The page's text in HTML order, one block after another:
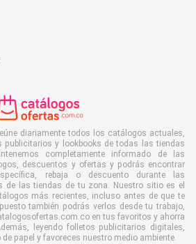
diariamente todos los catálogos actuales,
publicitarios y lookbooks de todas las tiendas
completamente informado de las
descuentos y ofertas y podrás encontrar
rebaja o descuento durante las
de las tiendas de tu zona. Nuestro sitio es el
más recientes, incluso antes de que te
también podrás verlos desde tu trabajo,
en tus favoritos y ahorra
leyendo folletos publicitarios digitales,
papel y favoreces nuestro medio ambiente.